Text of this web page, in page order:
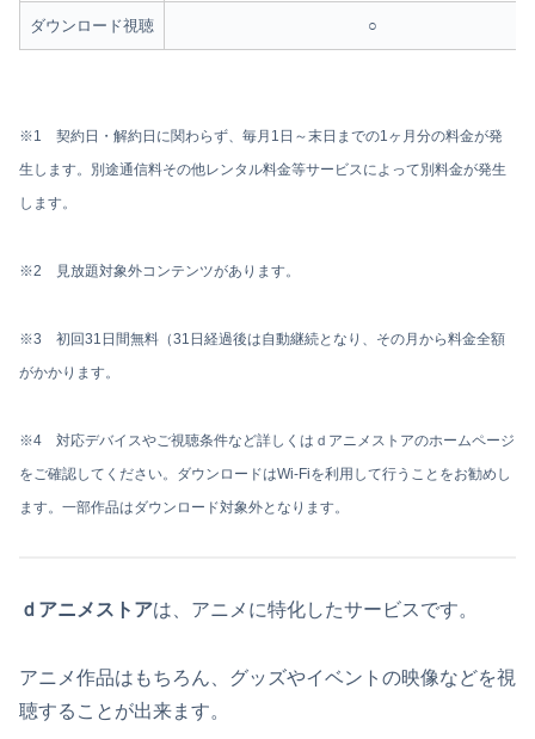
ダウンロード視聴 ○
※1 契約日・解約日に関わらず、毎月1日～末日までの1ヶ月分の料金が発
生します。別途通信料その他レンタル料金等サービスによって別料金が発生
します。
※2 見放題対象外コンテンツがあります。
※3 初回31日間無料（31日経過後は自動継続となり、その月から料金全額
がかかります。
※4 対応デバイスやご視聴条件など詳しくはｄアニメストアのホームページ
をご確認してください。ダウンロードはWi-Fiを利用して行うことをお勧めし
ます。一部作品はダウンロード対象外となります。
ｄアニメストアは、アニメに特化したサービスです。
アニメ作品はもちろん、グッズやイベントの映像などを視
聴することが出来ます。